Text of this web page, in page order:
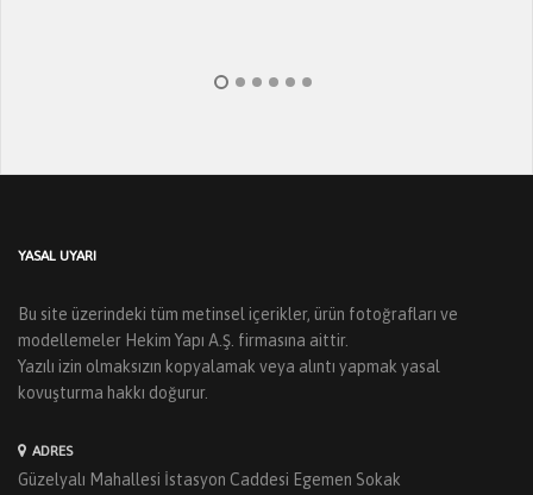
YASAL UYARI
Bu site üzerindeki tüm metinsel içerikler, ürün fotoğrafları ve
modellemeler Hekim Yapı A.Ş. firmasına aittir.
Yazılı izin olmaksızın kopyalamak veya alıntı yapmak yasal
kovuşturma hakkı doğurur.
ADRES
Güzelyalı Mahallesi İstasyon Caddesi Egemen Sokak